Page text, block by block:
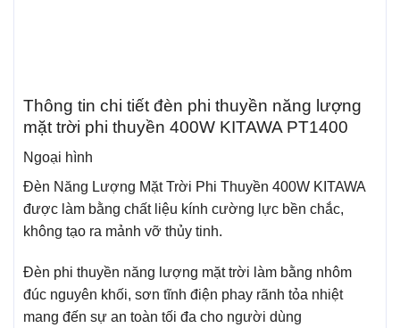
Thông tin chi tiết đèn phi thuyền năng lượng
mặt trời phi thuyền 400W KITAWA PT1400
Ngoại hình
Đèn Năng Lượng Mặt Trời Phi Thuyền 400W KITAWA
được làm bằng chất liệu kính cường lực bền chắc,
không tạo ra mảnh vỡ thủy tinh.
Đèn phi thuyền năng lượng mặt trời làm bằng nhôm
đúc nguyên khối, sơn tĩnh điện phay rãnh tỏa nhiệt
mang đến sự an toàn tối đa cho người dùng